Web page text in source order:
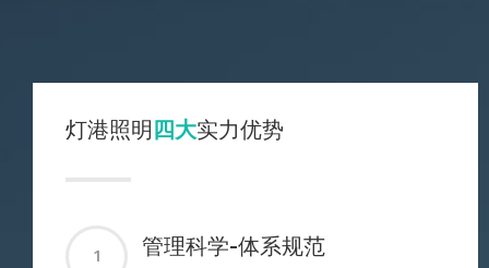
灯港照明四大实力优势
1 管理科学-体系规范